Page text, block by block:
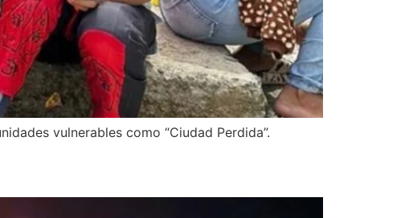
vulnerables como “Ciudad Perdida”.